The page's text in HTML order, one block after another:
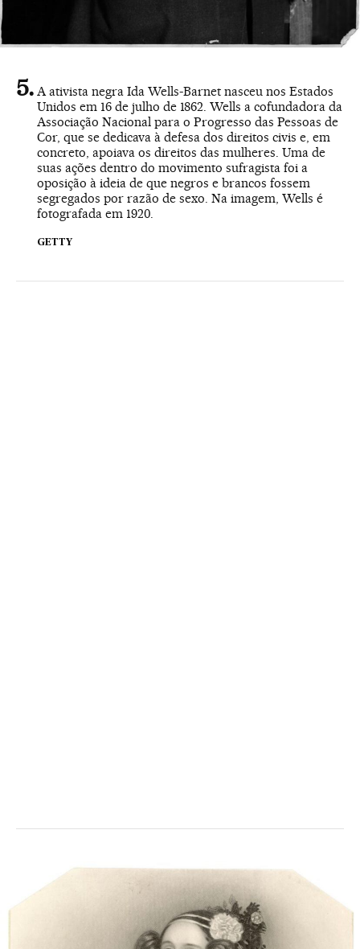
A ativista negra Ida Wells-Barnet nasceu nos Estados
Unidos em 16 de julho de 1862. Wells a cofundadora da
Associação Nacional para o Progresso das Pessoas de
Cor, que se dedicava à defesa dos direitos civis e, em
concreto, apoiava os direitos das mulheres. Uma de
suas ações dentro do movimento sufragista foi a
oposição à ideia de que negros e brancos fossem
segregados por razão de sexo. Na imagem, Wells é
fotografada em 1920.
GETTY